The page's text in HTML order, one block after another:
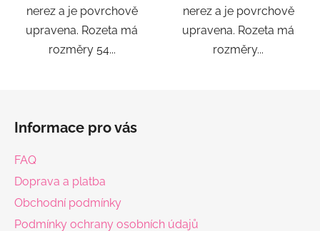
nerez a je povrchově
upravena. Rozeta má
rozměry 54...
nerez a je povrchově
upravena. Rozeta má
rozměry...
Informace pro vás
FAQ
Doprava a platba
Obchodní podmínky
Podmínky ochrany osobních údajů